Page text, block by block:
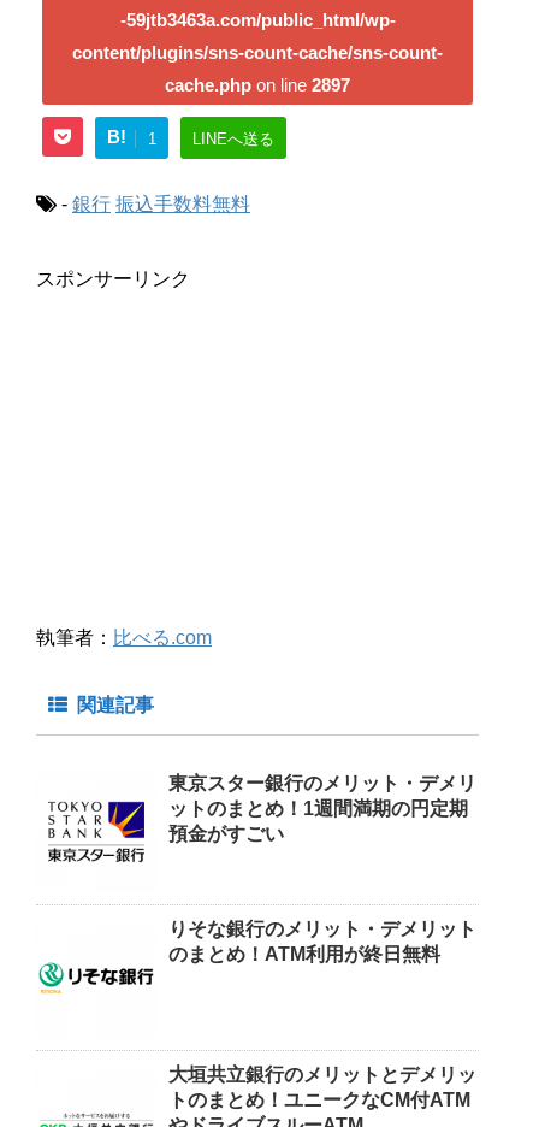
-59jtb3463a.com/public_html/wp-
content/plugins/sns-count-cache/sns-count-
cache.php on line 2897
B! 1 LINEへ送る
- 銀行 振込手数料無料
スポンサーリンク
執筆者： 比べる.com
関連記事
東京スター銀行のメリット・デメリ
ットのまとめ！1週間満期の円定期
預金がすごい
りそな銀行のメリット・デメリット
のまとめ！ATM利用が終日無料
大垣共立銀行のメリットとデメリッ
トのまとめ！ユニークなCM付ATM